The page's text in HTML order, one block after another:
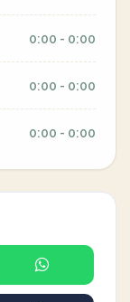
0:00 - 0:00
0:00 - 0:00
0:00 - 0:00